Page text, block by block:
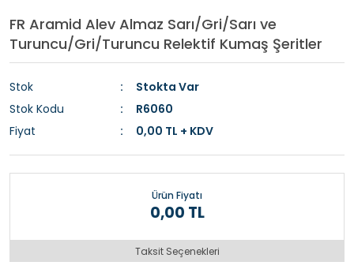
FR Aramid Alev Almaz Sarı/Gri/Sarı ve
Turuncu/Gri/Turuncu Relektif Kumaş Şeritler
Stok
Stokta Var
Stok Kodu
R6060
Fiyat
0,00 TL + KDV
Ürün Fiyatı
0,00 TL
Taksit Seçenekleri